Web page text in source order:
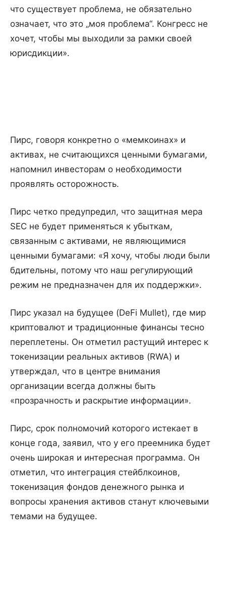
что существует проблема, не обязательно
означает, что это „моя проблема“. Конгресс не
хочет, чтобы мы выходили за рамки своей
юрисдикции».
Пирс, говоря конкретно о «мемкоинах» и
активах, не считающихся ценными бумагами,
напомнил инвесторам о необходимости
проявлять осторожность.
Пирс четко предупредил, что защитная мера
SEC не будет применяться к убыткам,
связанным с активами, не являющимися
ценными бумагами: «Я хочу, чтобы люди были
бдительны, потому что наш регулирующий
режим не предназначен для их поддержки».
Пирс указал на будущее (DeFi Mullet), где мир
криптовалют и традиционные финансы тесно
переплетены. Он отметил растущий интерес к
токенизации реальных активов (RWA) и
утверждал, что в центре внимания
организации всегда должны быть
«прозрачность и раскрытие информации».
Пирс, срок полномочий которого истекает в
конце года, заявил, что у его преемника будет
очень широкая и интересная программа. Он
отметил, что интеграция стейблкоинов,
токенизация фондов денежного рынка и
вопросы хранения активов станут ключевыми
темами на будущее.